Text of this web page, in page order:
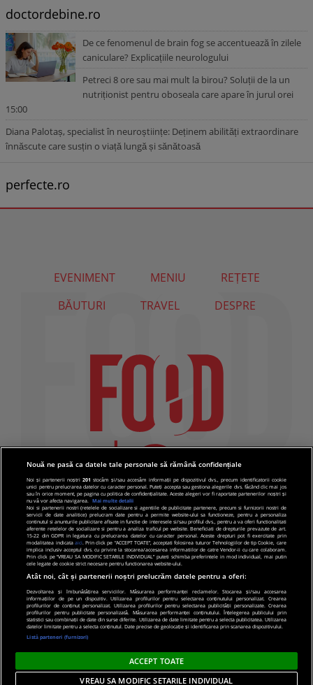
doctordebine.ro
De ce fenomenul de brain fog se accentuează în zilele
caniculare? Explicațiile neurologului
Petreci 8 ore sau mai mult la birou? Soluții de la un
nutriționist pentru oboseala care apare în jurul orei
15:00
Diana Palotaș, specialist în neuroștiințe: Deținem abilități extraordinare
înnăscute care susțin o viață lungă și sănătoasă
perfecte.ro
EVENIMENT MENIU
REȚETE
BĂUTURI
TRAVEL DESPRE
© 2019 PRO TV S.R.L |Politica de Cookie|Politica
de confidentialitate
Nouă ne pasă ca datele tale personale să rămână confidențiale
Noi și partenerii noștri201 stocăm și/sau accesăm informații pe dispozitivul dvs., precum identificatorii cookie
unici pentru prelucrarea datelor cu caracter personal. Puteți accepta sau gestiona alegerile dvs. făcând clic mai jos
sau în orice moment, pe pagina cu politica de confidențialitate. Aceste alegeri vor fi raportate partenerilor noștri și
nu vă vor afecta navigarea.
Mai multe detalii
Noi si partenerii nostri (retelele de socializare si agentiile de publicitate partenere, precum si furnizorii nostri de
servicii de date analitice) prelucram date pentru a permite website-ului sa functioneze, pentru a personaliza
continutul si anunturile publicitare afisate in functie de interesele si/sau profilul dvs., pentru a va oferi functionalitati
aferente retelelor de socializare si pentru a analiza traficul pe website. Beneficiati de drepturile prevazute de art.
15-22 din GDPR in legatura cu prelucrarea datelor cu caracter personal. Aceste drepturi pot fi exercitate prin
modalitatea indicata aici. Prin click pe “ACCEPT TOATE”, acceptati folosirea tuturor Tehnologiilor de tip Cookie, care
implica inclusiv acceptul dvs. cu privire la stocarea/accesarea informatiilor de catre Vendor-ii cu care colaboram.
Prin click pe “VREAU SA MODIFIC SETARILE INDIVIDUAL” puteti schimba preferintele in mod individual, mai putin
cele legate de cookie strict necesare pentru functionarea website-ului.
Atât noi, cât și partenerii noștri prelucrăm datele pentru a oferi:
Dezvoltarea și îmbunătățirea serviciilor. Măsurarea performanței reclamelor. Stocarea și/sau accesarea
informațiilor de pe un dispozitiv. Utilizarea profilurilor pentru selectarea conținutului personalizat. Crearea
profilurilor de conținut personalizat. Utilizarea profilurilor pentru selectarea publicității personalizate. Crearea
profilurilor pentru publicitate personalizată. Măsurarea performanței conținutului. Înțelegerea publicului prin
statistici sau combinații de date din surse diferite. Utilizarea de date limitate pentru a selecta publicitatea. Utilizarea
datelor limitate pentru a selecta conținutul. Date precise de geolocație și identificarea prin scanarea dispozitivului.
Listă parteneri (furnizori)
ACCEPT TOATE
VREAU SA MODIFIC SETARILE INDIVIDUAL